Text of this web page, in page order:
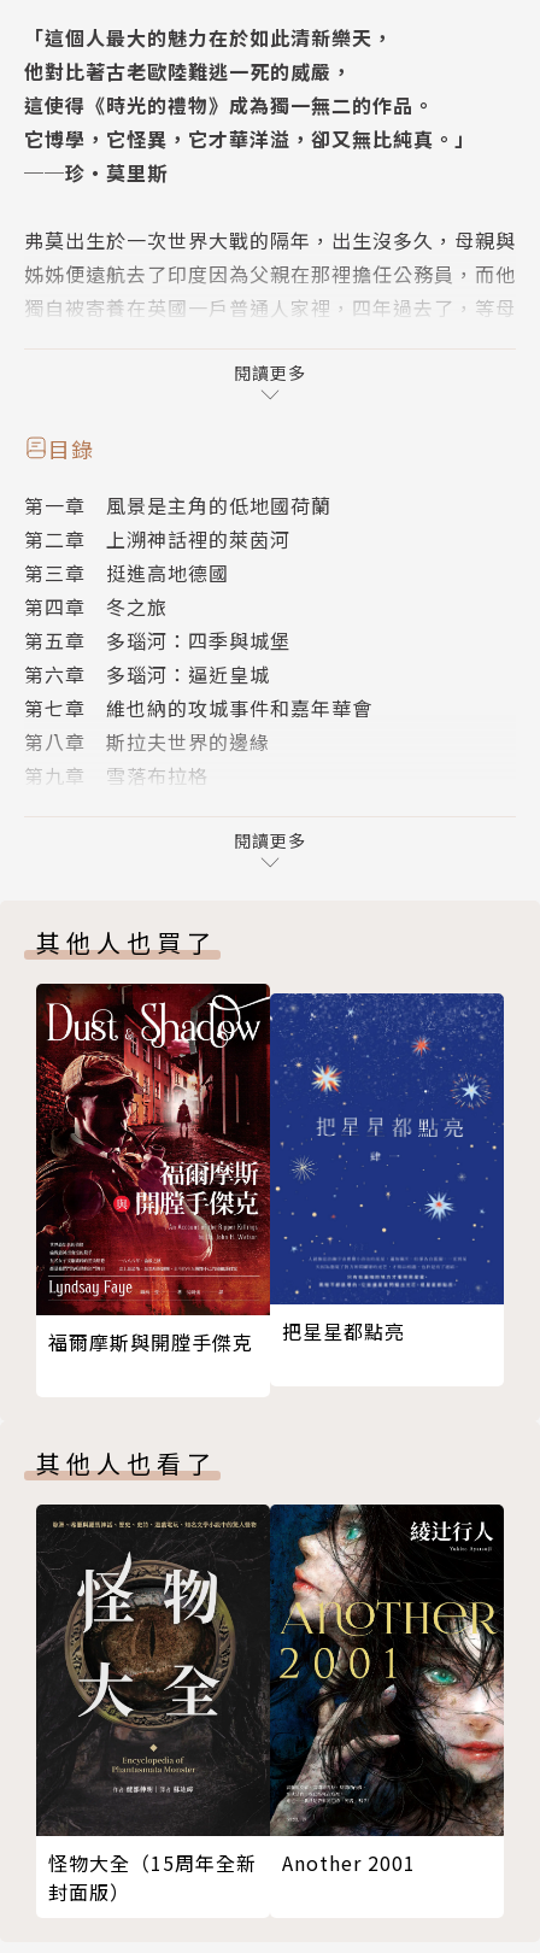
「這個人最大的魅力在於如此清新樂天，
他對比著古老歐陸難逃一死的威嚴，
這使得《時光的禮物》成為獨一無二的作品。
它博學，它怪異，它才華洋溢，卻又無比純真。」
──珍‧莫里斯
弗莫出生於一次世界大戰的隔年，出生沒多久，母親與
姊姊便遠航去了印度因為父親在那裡擔任公務員，而他
獨自被寄養在英國一戶普通人家裡，四年過去了，等母
了；之後的成長歲月可謂是「無法無天」的小惡棍。
青年的弗莫仍舊狂傲不馴，學校的教育之於他是脫序、
挫敗、不合常軌……終究，他的學生生涯是「玩完
一九三三年，他十八歲，某日，某個「計畫」如浮光乍
現：「我要改變場景，拋棄倫敦和英格蘭，像個流浪漢
遠渡歐洲。」我要徒步旅行!
這趟從荷蘭角港到君士坦丁堡橫越歐洲的旅行，他浪漫
地稱自己是個朝聖者、漂泊的學者；而，這場屬於放浪
青春的徒步壯遊確確實實改變了他的人生風景。四十年
後，宛如打開時光膠囊，六十二歲的弗莫重新回頭看十
手重溫刻印青春的這場歐洲浪遊：「我竭盡所能於這本
本書的書寫形式是層層疊疊的。我們隨時會被撢落到另
一個思路，另一個步調，另一種心情。彷彿我們永遠不
會知道明晚將在哪兒過夜，是穀倉？城堡？陌生人家的
客房？還是警局看守所？因此，我們永遠不會知道接續
的會是怎樣的故事……
作者簡介
派翠克‧弗莫Patrick Leigh Fermor
二十世紀英國最著名的旅遊文學作家。他同時也是詩
人、史學家、建築與藝術鑑賞家，更是在二次大戰期間
弗莫出生於一次世界大戰的隔年，出生沒多久，母親與
姊姊便遠航去了印度因為父親在那裡擔任公務員，而他
獨自被寄養在英國一戶普通人家裡，四年過去了，等母
親姊姊回到英國，據他說他已經活脫像個粗狂的野小孩
了；之後的成長歲月可謂是「無法無天」的小惡棍。
青年的弗莫仍舊狂傲不馴，學校的教育之於他是脫序、
挫敗、不合常軌……終究，他的學生生涯是「玩完
一九三三年，他十八歲，某日，某個”計畫”如浮光乍
現：「我要改變場景，拋棄倫敦和英格蘭，像個流浪漢
遠渡歐洲。」而，這變成不光是明擺著的事，也是唯一
要做的事。我要徒步旅行!
閱讀更多
目錄
第一章 風景是主角的低地國荷蘭
第二章 上溯神話裡的萊茵河
第三章 挺進高地德國
第四章 冬之旅
第五章 多瑙河：四季與城堡
第六章 多瑙河：逼近皇城
第七章 維也納的攻城事件和嘉年華會
第八章 斯拉夫世界的邊緣
第九章 雪落布拉格
閱讀更多
其他人也買了
福爾摩斯與開膛手傑克 把星星都點亮
其他人也看了
怪物大全（15周年全新
封面版）
Another 2001